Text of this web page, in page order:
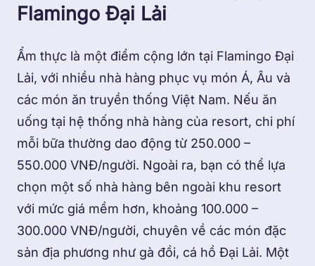
Flamingo Đại Lải
Ẩm thực là một điểm cộng lớn tại Flamingo Đại
Lải, với nhiều nhà hàng phục vụ món Á, Âu và
các món ăn truyền thống Việt Nam. Nếu ăn
uống tại hệ thống nhà hàng của resort, chi phí
mỗi bữa thường dao động từ 250.000 –
550.000 VNĐ/người. Ngoài ra, bạn có thể lựa
chọn một số nhà hàng bên ngoài khu resort
với mức giá mềm hơn, khoảng 100.000 –
300.000 VNĐ/người, chuyên về các món đặc
sản địa phương như gà đồi, cá hồ Đại Lải. Một